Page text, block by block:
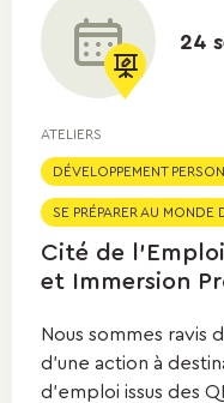
24
ATELIERS
DÉVELOPPEMENT
SE PRÉPARER AU MONDE
Cité de
et Immersion
Nous sommes ravis
d’une action à
d’emploi issus des